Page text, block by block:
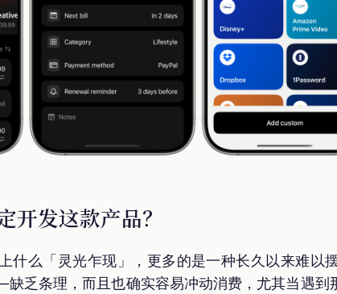
开发这款产品？
什么「灵光乍现」，更多的是一种长久以来难以
条理，而且也确实容易冲动消费，尤其当遇到